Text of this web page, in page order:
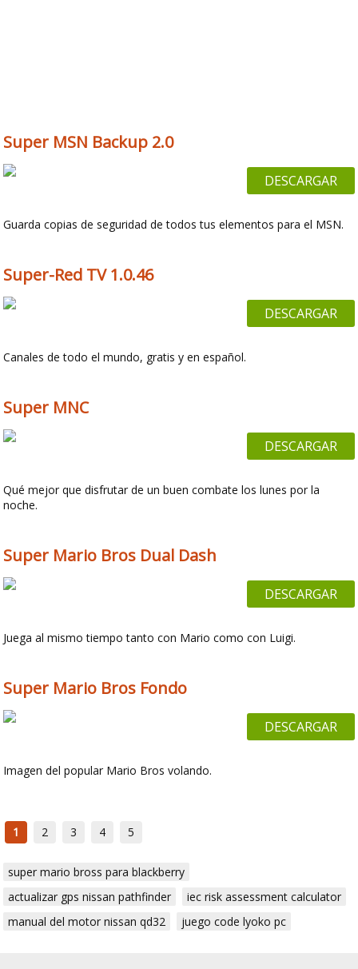
Super MSN Backup 2.0
DESCARGAR
Guarda copias de seguridad de todos tus elementos para el MSN.
Super-Red TV 1.0.46
DESCARGAR
Canales de todo el mundo, gratis y en español.
Super MNC
DESCARGAR
Qué mejor que disfrutar de un buen combate los lunes por la
noche.
Super Mario Bros Dual Dash
DESCARGAR
Juega al mismo tiempo tanto con Mario como con Luigi.
Super Mario Bros Fondo
DESCARGAR
Imagen del popular Mario Bros volando.
1 2 3 4 5
super mario bross para blackberry
actualizar gps nissan pathfinder
iec risk assessment calculator
manual del motor nissan qd32
juego code lyoko pc